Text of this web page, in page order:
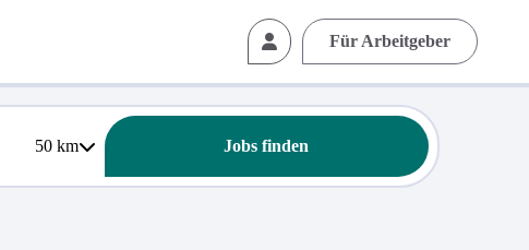
Für Arbeitgeber
50km Jobs finden